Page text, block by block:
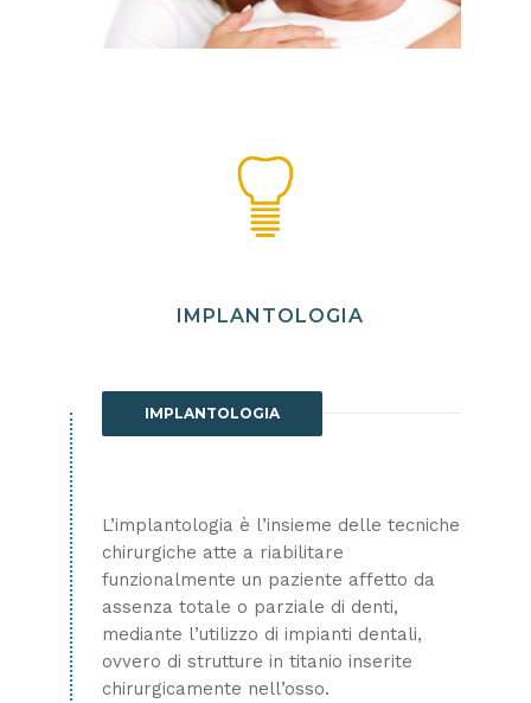
IMPLANTOLOGIA
IMPLANTOLOGIA
L’implantologia è l’insieme delle tecniche
chirurgiche atte a riabilitare
funzionalmente un paziente affetto da
assenza totale o parziale di denti,
mediante l’utilizzo di impianti dentali,
ovvero di strutture in titanio inserite
chirurgicamente nell’osso.